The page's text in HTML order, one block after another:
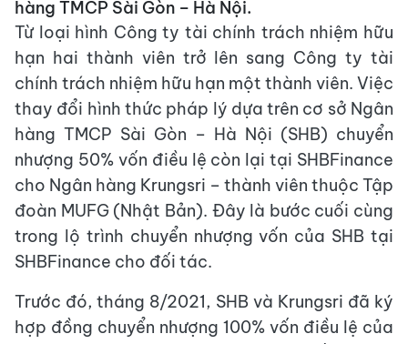
hàng TMCP Sài Gòn – Hà Nội.
Từ loại hình Công ty tài chính trách nhiệm hữu
hạn hai thành viên trở lên sang Công ty tài
chính trách nhiệm hữu hạn một thành viên. Việc
thay đổi hình thức pháp lý dựa trên cơ sở Ngân
hàng TMCP Sài Gòn – Hà Nội (SHB) chuyển
nhượng 50% vốn điều lệ còn lại tại SHBFinance
cho Ngân hàng Krungsri – thành viên thuộc Tập
đoàn MUFG (Nhật Bản). Đây là bước cuối cùng
trong lộ trình chuyển nhượng vốn của SHB tại
SHBFinance cho đối tác.
Trước đó, tháng 8/2021, SHB và Krungsri đã ký
hợp đồng chuyển nhượng 100% vốn điều lệ của